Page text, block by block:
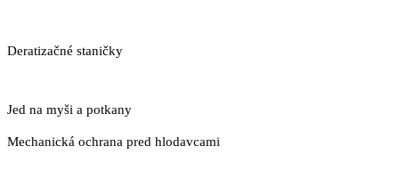
Deratizačné staničky
Jed na myši a potkany
Mechanická ochrana pred hlodavcami